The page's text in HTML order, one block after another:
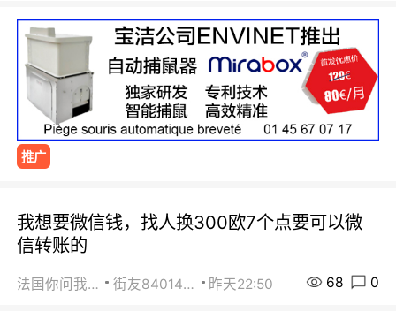
推广
我想要微信钱，找人换300欧7个点要可以微
信转账的
法国你问我答 街友84014588 昨天22:50 68 0